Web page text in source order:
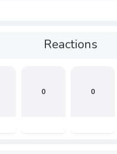
Reactions
0 0